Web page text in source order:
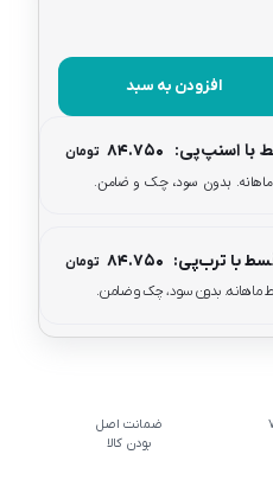
افزودن به سبد
با اسنپ‌پی: ۸۴.۷۵۰ تومان
با ترب‌پی: ۸۴.۷۵۰ تومان
تا 7
ضمانت اصل
بودن کالا